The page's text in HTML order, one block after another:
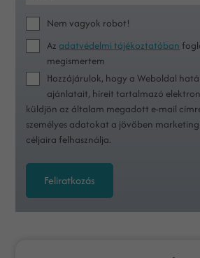
Nem vagyok robot!
Azadatvédelmi tájékoztatóban
megismertem
Hozzájárulok, hogy a Weboldal
ajánlatait, híreit tartalmazó
küldjön az általam megadott e-mail
személyes adatokat a jövőben
céljaira felhasználja.
Feliratkozás